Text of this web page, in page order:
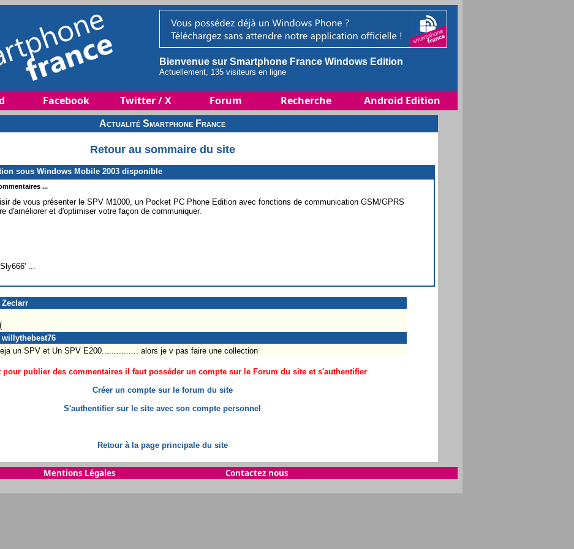
Bienvenue sur Smartphone France Windows Edition
Actuellement, 135 visiteurs en ligne
Facebook Twitter / X Forum Recherche Android Edition
Actualité Smartphone France
Retour au sommaire du site
sous Windows Mobile 2003 disponible
...
de vous présenter le SPV M1000, un Pocket PC Phone Edition avec fonctions de communication GSM/GPRS
d'améliorer et d'optimiser votre façon de communiquer.
...
Zeclarr
willythebest76
un SPV et Un SPV E200............... alors je v pas faire une collection
pour publier des commentaires il faut posséder un compte sur le Forum du site et s'authentifier
Créer un compte sur le forum du site
S'authentifier sur le site avec son compte personnel
Retour à la page principale du site
Mentions Légales Contactez nous